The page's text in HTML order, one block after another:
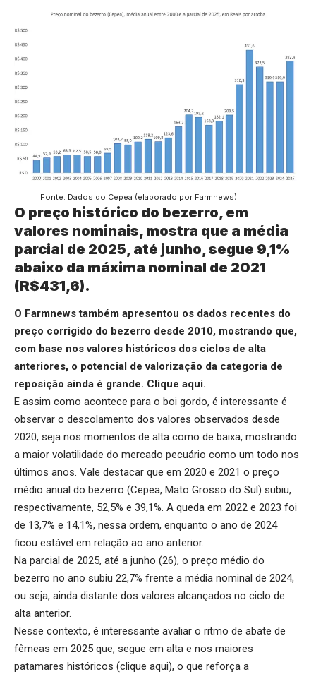
Fonte: Dados do Cepea (elaborado por Farmnews)
O preço histórico do bezerro, em
valores nominais, mostra que a média
parcial de 2025, até junho, segue 9,1%
abaixo da máxima nominal de 2021
(R$431,6).
O Farmnews também apresentou os dados recentes do
preço corrigido do bezerro desde 2010, mostrando que,
com base nos valores históricos dos ciclos de alta
anteriores, o potencial de valorização da categoria de
reposição ainda é grande. Clique aqui.
E assim como acontece para o boi gordo, é interessante é
observar o descolamento dos valores observados desde
2020, seja nos momentos de alta como de baixa, mostrando
a maior volatilidade do mercado pecuário como um todo nos
últimos anos. Vale destacar que em 2020 e 2021 o preço
médio anual do bezerro (Cepea, Mato Grosso do Sul) subiu,
respectivamente, 52,5% e 39,1%. A queda em 2022 e 2023 foi
de 13,7% e 14,1%, nessa ordem, enquanto o ano de 2024
ficou estável em relação ao ano anterior.
Na parcial de 2025, até a junho (26), o preço médio do
bezerro no ano subiu 22,7% frente a média nominal de 2024,
ou seja, ainda distante dos valores alcançados no ciclo de
alta anterior.
Nesse contexto, é interessante avaliar o ritmo de abate de
fêmeas em 2025 que, segue em alta e nos maiores
patamares históricos (clique aqui), o que reforça a